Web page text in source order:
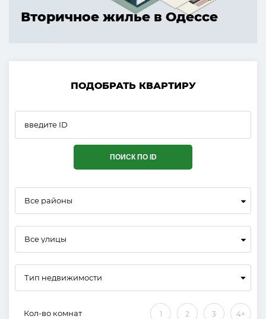
Вторичное жилье в Одессе
ПОДОБРАТЬ КВАРТИРУ
ПОИСК ПО ID
Все районы
Все улицы
Кол-во комнат 1 2 3 4+